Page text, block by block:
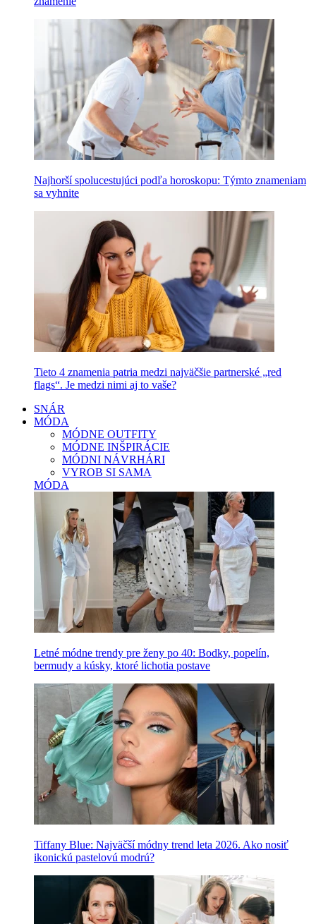
Najhorší spolucestujúci podľa horoskopu: Týmto znameniam
sa vyhnite
Tieto 4 znamenia patria medzi najväčšie partnerské „red
flags“. Je medzi nimi aj to vaše?
SNÁR
MÓDA
MÓDNE OUTFITY
MÓDNE INŠPIRÁCIE
MÓDNI NÁVRHÁRI
VYROB SI SAMA
MÓDA
Letné módne trendy pre ženy po 40: Bodky, popelín,
bermudy a kúsky, ktoré lichotia postave
Tiffany Blue: Najväčší módny trend leta 2026. Ako nosiť
ikonickú pastelovú modrú?